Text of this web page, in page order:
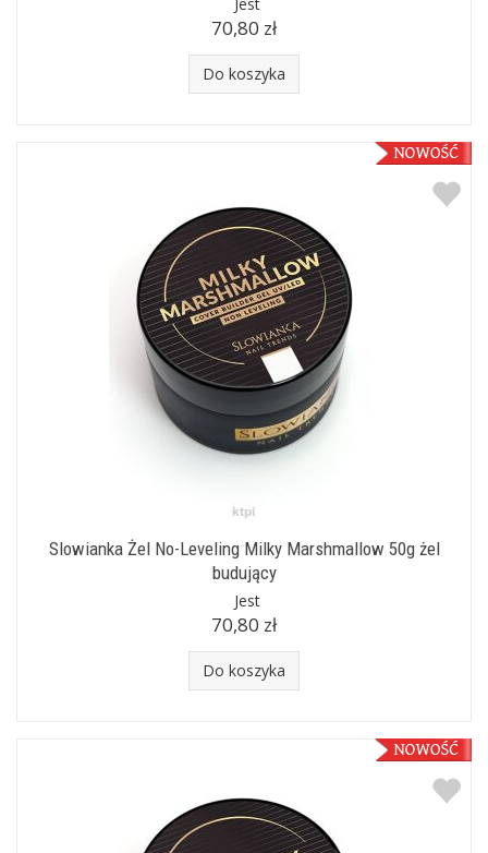
70,80 zł
Do koszyka
Slowianka Żel No-Leveling Milky Marshmallow 50g żel
budujący
Jest
70,80 zł
Do koszyka